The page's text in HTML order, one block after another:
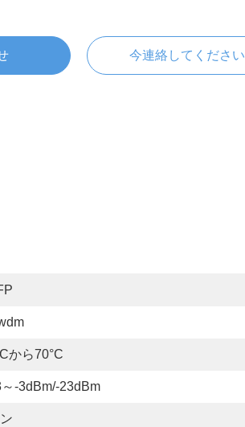
今連絡してください
から70°C
-3dBm/-23dBm